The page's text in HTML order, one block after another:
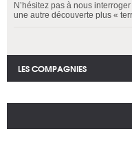
N’hésitez pas à nous
une autre découverte plus «
LES COMPAGNIES